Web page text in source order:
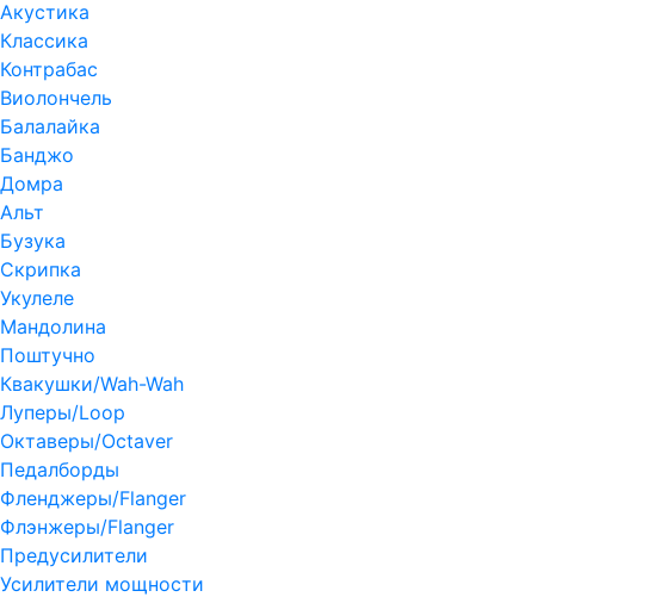
Акустика
Классика
Контрабас
Виолончель
Балалайка
Банджо
Домра
Альт
Бузука
Скрипка
Укулеле
Мандолина
Поштучно
Квакушки/Wah-Wah
Луперы/Loop
Октаверы/Octaver
Педалборды
Фленджеры/Flanger
Флэнжеры/Flanger
Предусилители
Усилители мощности